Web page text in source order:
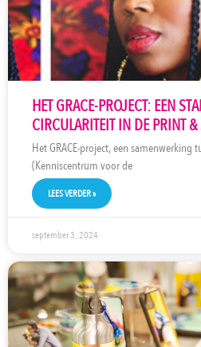
HET GRACE-PROJECT: EEN
CIRCULARITEIT IN DE PRINT
Het GRACE-project, een samenwerking
(Kenniscentrum voor de
LEES VERDER »
september 3, 2024